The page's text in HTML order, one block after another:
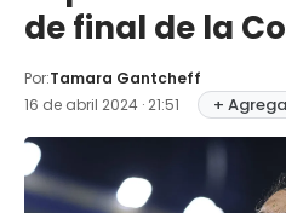
de final de la
Por:Tamara Gantcheff
16 de abril 2024 · 21:51
+